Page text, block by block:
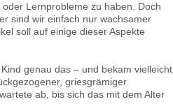
Lernprobleme zu haben. Doch
sind wir einfach nur wachsamer
soll auf einige dieser Aspekte
genau das – und bekam vielleicht
griesgrämiger
ab, bis sich das mit dem Alter